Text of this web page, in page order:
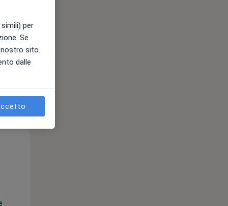
per
Se
sito.
dalle